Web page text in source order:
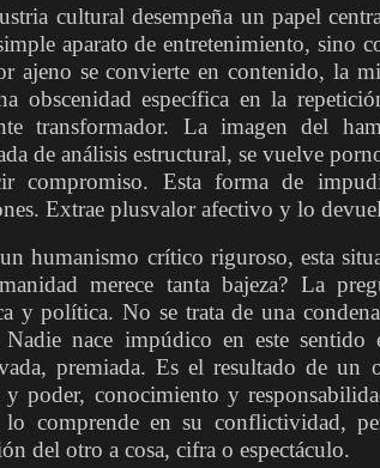
cultural desempeña un papel
aparato de entretenimiento, sino
ajeno se convierte en contenido, la
obscenidad específica en la
transformador. La imagen del
de análisis estructural, se vuelve
compromiso. Esta forma de
Extrae plusvalor afectivo y lo
humanismo crítico riguroso, esta
merece tanta bajeza? La
y política. No se trata de una
Nadie nace impúdico en este sentido
premiada. Es el resultado de un
y poder, conocimiento y
lo comprende en su conflictividad,
del otro a cosa, cifra o espectáculo.